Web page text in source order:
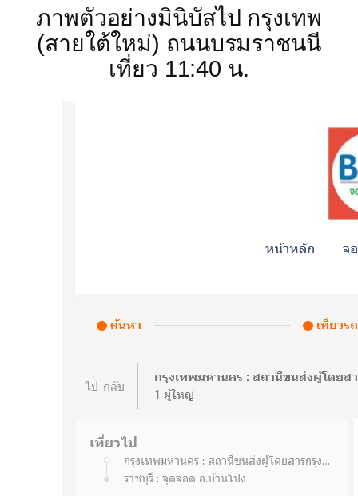
ภาพตัวอย่างมินิบัสไป กรุงเทพ
(สายใต้ใหม่) ถนนบรมราชนนี
เที่ยว 11:40 น.